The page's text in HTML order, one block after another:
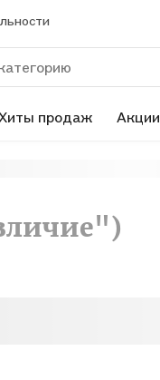
продаж Акции